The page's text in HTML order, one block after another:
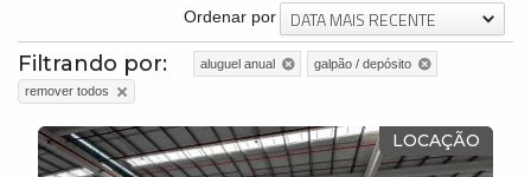
Ordenar por DATA MAIS RECENTE
Filtrando por: aluguel anual
galpão / depósito
remover todos
LOCAÇÃO